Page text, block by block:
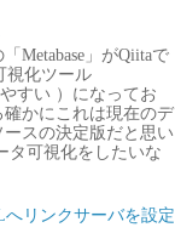
Metabase」がQiitaで
視化ツール
やすい ）になってお
かにこれは現在のデ
スの決定版だと思い
タ可視化をしたいな
へリンクサーバを設定